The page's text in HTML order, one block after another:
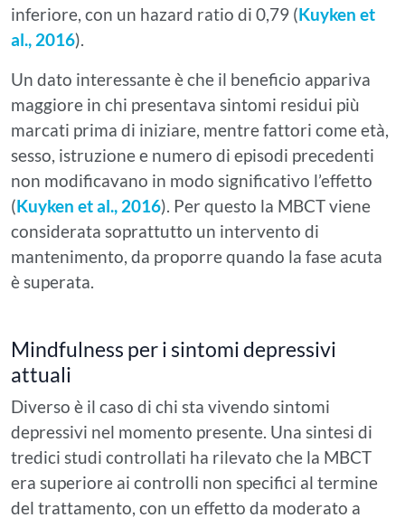
inferiore, con un hazard ratio di 0,79 (Kuyken et
al., 2016).
Un dato interessante è che il beneficio appariva
maggiore in chi presentava sintomi residui più
marcati prima di iniziare, mentre fattori come età,
sesso, istruzione e numero di episodi precedenti
non modificavano in modo significativo l’effetto
(Kuyken et al., 2016). Per questo la MBCT viene
considerata soprattutto un intervento di
mantenimento, da proporre quando la fase acuta
è superata.
Mindfulness per i sintomi depressivi
attuali
Diverso è il caso di chi sta vivendo sintomi
depressivi nel momento presente. Una sintesi di
tredici studi controllati ha rilevato che la MBCT
era superiore ai controlli non specifici al termine
del trattamento, con un effetto da moderato a